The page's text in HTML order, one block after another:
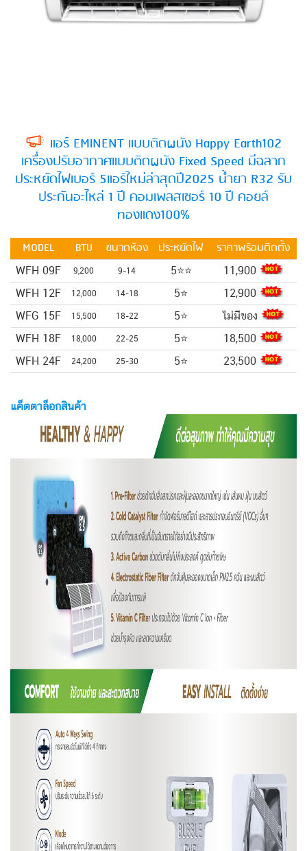
แอร์ EMINENT แบบติดผนัง Happy Earth102
เครื่องปรับอากาศแบบติดผนัง Fixed Speed มีฉลาก
ประหยัดไฟเบอร์ 5แอร์ใหม่ล่าสุดปี2025 น้ำยา R32 รับ
ประกันอะไหล่ 1 ปี คอมเพลสเซอร์ 10 ปี คอยล์
ทองแดง100%
MODEL BTU ขนาดห้อง ประหยัดไฟ ราคาพร้อมติดตั้ง
WFH 09F 9,200 9-14 5⭐⭐ 11,900
WFH 12F 12,000 14-18 5⭐ 12,900
WFG 15F 15,500 18-22 5⭐ ไม่มีของ
WFH 18F 18,000 22-25 5⭐ 18,500
WFH 24F 24,200 25-30 5⭐ 23,500
แค็ตตาล็อกสินค้า